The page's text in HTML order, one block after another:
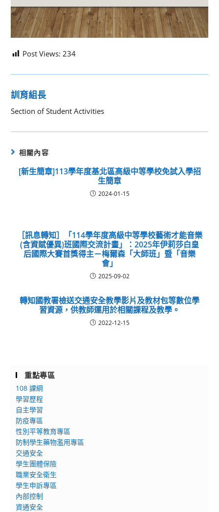
Post Views: 234
訓育組長
Section of Student Activities
相關內容
[新生簡章]113學年度基北區高級中等學校免試入學招
生簡章
2024-01-15
［訊息轉知］「114學年度高級中等學校藝術才能音樂
(含資賦優異)班國際交流計畫」：2025年伊莉莎白皇
后國際大賽首獎得主－梅爾森「大師班」暨「音樂
會」
2025-09-02
轉知國教署檢送交通安全教學影片及教材包等數位學
習資源，供教師運用於相關課程及教學。
2022-12-15
重點專區
108 課綱
學習歷程
自主學習
防疫專區
性別平等教育專區
防制學生藥物濫用專區
交通安全
學生團體保險
職業安全衛生
學生申訴專區
內部控制
資通安全